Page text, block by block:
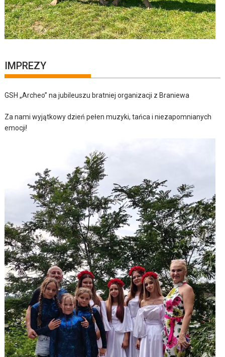
IMPREZY
GSH „Archeo” na jubileuszu bratniej organizacji z Braniewa
Za nami wyjątkowy dzień pełen muzyki, tańca i niezapomnianych
emocji!